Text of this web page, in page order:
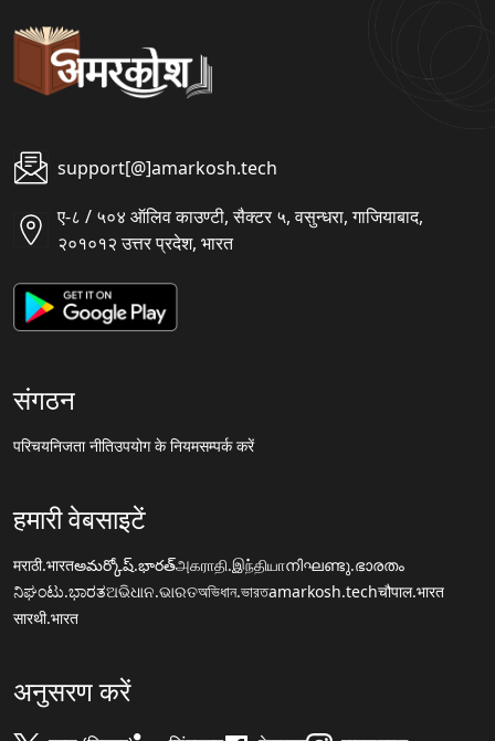
support[@]amarkosh.tech
ए-८ / ५०४ ऑलिव काउण्टी, सैक्टर ५, वसुन्धरा, गाजियाबाद,
२०१०१२ उत्तर प्रदेश, भारत
संगठन
परिचयनिजता नीतिउपयोग के नियमसम्पर्क करें
हमारी वेबसाइटें
मराठी.भारतఅమర్కోష్.భారత్அகராதி.இந்தியாനിഘണ്ടു.ഭാരതം
ನಿಘಂಟು.ಭಾರತଅଭିଧାନ.ଭାରତঅভিধান.ভারতamarkosh.techचौपाल.भारत
सारथी.भारत
अनुसरण करें